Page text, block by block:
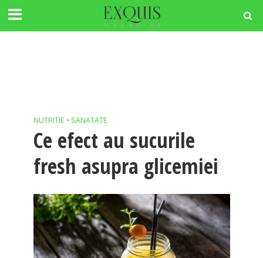
NUTRITIE • SANATATE
Ce efect au sucurile
fresh asupra glicemiei